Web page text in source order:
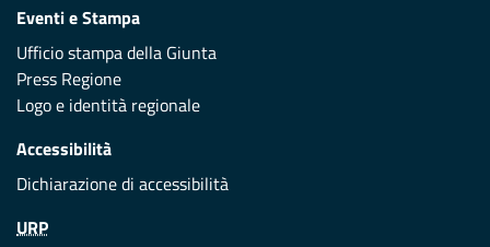
Eventi e Stampa
Ufficio stampa della Giunta
Press Regione
Logo e identità regionale
Accessibilità
Dichiarazione di accessibilità
URP